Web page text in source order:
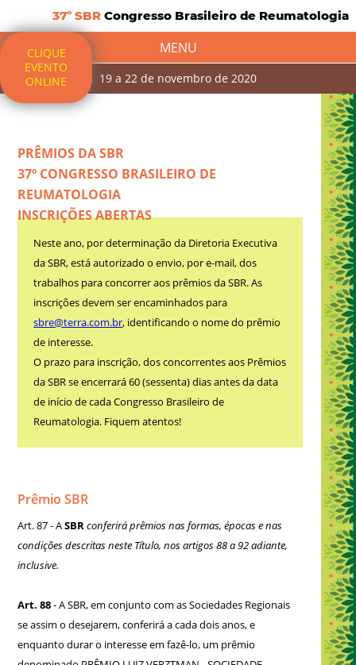
CLIQUE
EVENTO
ONLINE
37º SBR Congresso Brasileiro de Reumatologia
MENU
19 a 22 de novembro de 2020
PRÊMIOS DA SBR
37º CONGRESSO BRASILEIRO DE
REUMATOLOGIA
INSCRIÇÕES ABERTAS
Neste ano, por determinação da Diretoria Executiva
da SBR, está autorizado o envio, por e-mail, dos
trabalhos para concorrer aos prêmios da SBR. As
inscrições devem ser encaminhados para
sbre@terra.com.br, identificando o nome do prêmio
de interesse.
O prazo para inscrição, dos concorrentes aos Prêmios
da SBR se encerrará 60 (sessenta) dias antes da data
de início de cada Congresso Brasileiro de
Reumatologia. Fiquem atentos!
Prêmio SBR
Art. 87 - ASBRconferirá prêmios nas formas, épocas e nas
condições descritas neste Título, nos artigos 88 a 92 adiante,
inclusive.
Art. 88- A SBR, em conjunto com as Sociedades Regionais
se assim o desejarem, conferirá a cada dois anos, e
enquanto durar o interesse em fazê-lo, um prêmio